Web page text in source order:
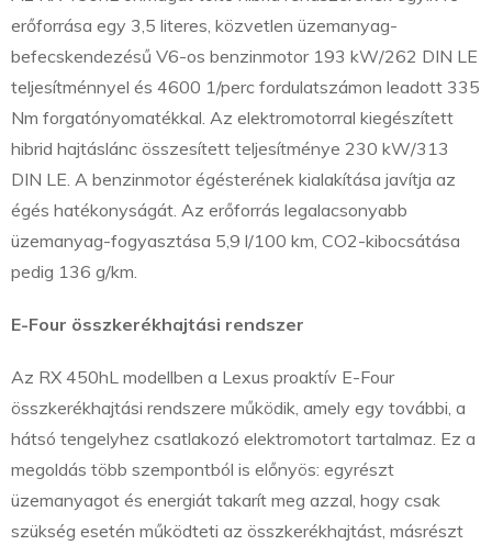
erőforrása egy 3,5 literes, közvetlen üzemanyag-
befecskendezésű V6-os benzinmotor 193 kW/262 DIN LE
teljesítménnyel és 4600 1/perc fordulatszámon leadott 335
Nm forgatónyomatékkal. Az elektromotorral kiegészített
hibrid hajtáslánc összesített teljesítménye 230 kW/313
DIN LE. A benzinmotor égésterének kialakítása javítja az
égés hatékonyságát. Az erőforrás legalacsonyabb
üzemanyag-fogyasztása 5,9 l/100 km, CO2-kibocsátása
pedig 136 g/km.
E-Four összkerékhajtási rendszer
Az RX 450hL modellben a Lexus proaktív E-Four
összkerékhajtási rendszere működik, amely egy további, a
hátsó tengelyhez csatlakozó elektromotort tartalmaz. Ez a
megoldás több szempontból is előnyös: egyrészt
üzemanyagot és energiát takarít meg azzal, hogy csak
szükség esetén működteti az összkerékhajtást, másrészt